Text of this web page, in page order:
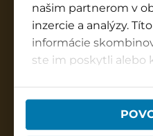
našim partnerom v
inzercie a analýzy.
informácie
ste im poskytli alebo
☎
☎